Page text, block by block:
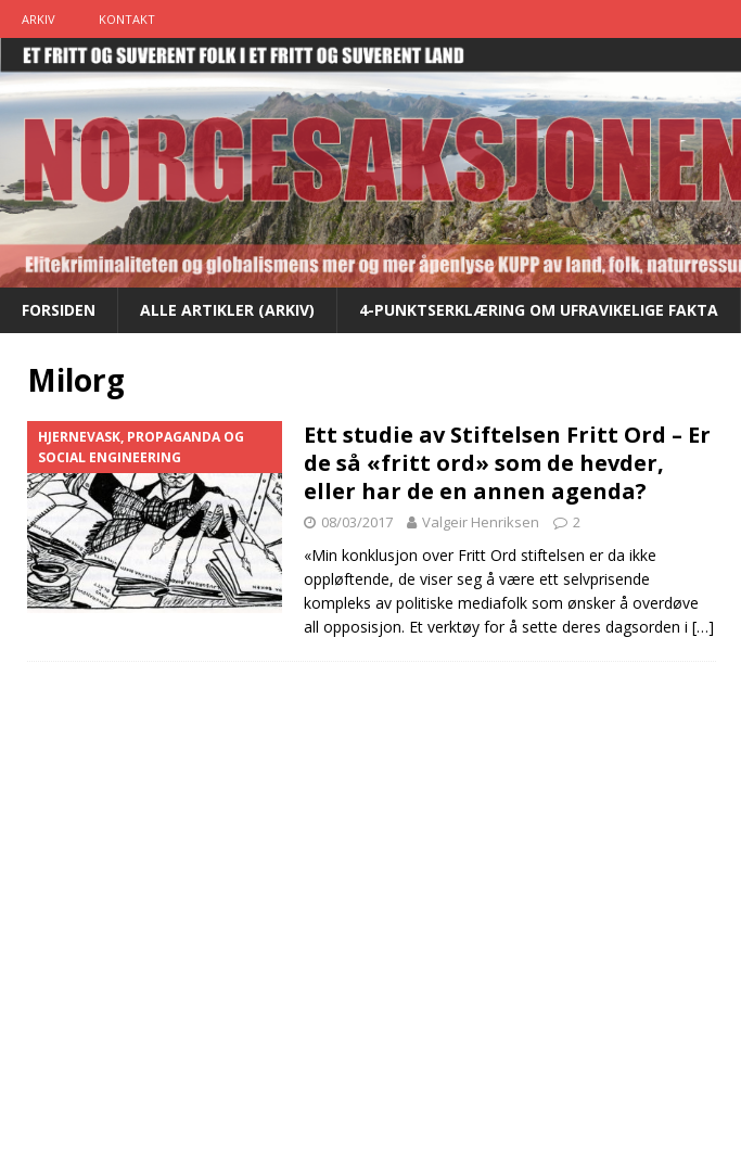
ARKIV KONTAKT
FORSIDEN ALLE ARTIKLER (ARKIV) 4-PUNKTSERKLÆRING OM UFRAVIKELIGE FAKTA
Milorg
HJERNEVASK, PROPAGANDA OG
SOCIAL ENGINEERING
Ett studie av Stiftelsen Fritt Ord – Er
de så «fritt ord» som de hevder,
eller har de en annen agenda?
08/03/2017 Valgeir Henriksen 2
«Min konklusjon over Fritt Ord stiftelsen er da ikke
oppløftende, de viser seg å være ett selvprisende
kompleks av politiske mediafolk som ønsker å overdøve
all opposisjon. Et verktøy for å sette deres dagsorden i […]